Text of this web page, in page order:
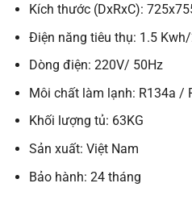
Kích thước (DxRxC):
Điện năng tiêu thụ: 1.5
Dòng điện: 220V/ 50Hz
Môi chất làm lạnh: R134a /
Khối lượng tủ: 63KG
Sản xuất: Việt Nam
Bảo hành: 24 tháng